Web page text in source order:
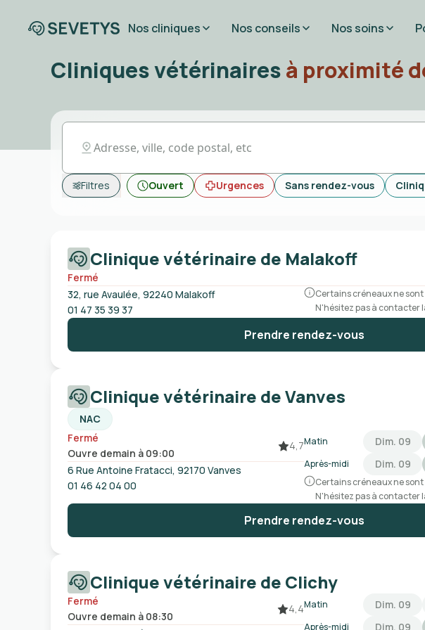
Nos cliniques Nos conseils Nos soins
Cliniques vétérinairesà proximité
Filtres Ouvert Urgences Sans rendez-vous
Clinique vétérinaire de Malakoff
Fermé
32, rue Avaulée, 92240 Malakoff
01 47 35 39 37
Certains créneaux ne
N'hésitez pas à contacter
Prendre rendez-vous
Clinique vétérinaire de Vanves
NAC
Fermé
Ouvre demain à 09:00
4,7
6 Rue Antoine Fratacci, 92170 Vanves
01 46 42 04 00
Matin
Après-midi
Dim. 09
Dim. 09
Certains créneaux ne
N'hésitez pas à contacter
Prendre rendez-vous
Clinique vétérinaire de Clichy
Fermé
Ouvre demain à 08:30
4,4Matin
Après-midi
Dim. 09
Dim. 09